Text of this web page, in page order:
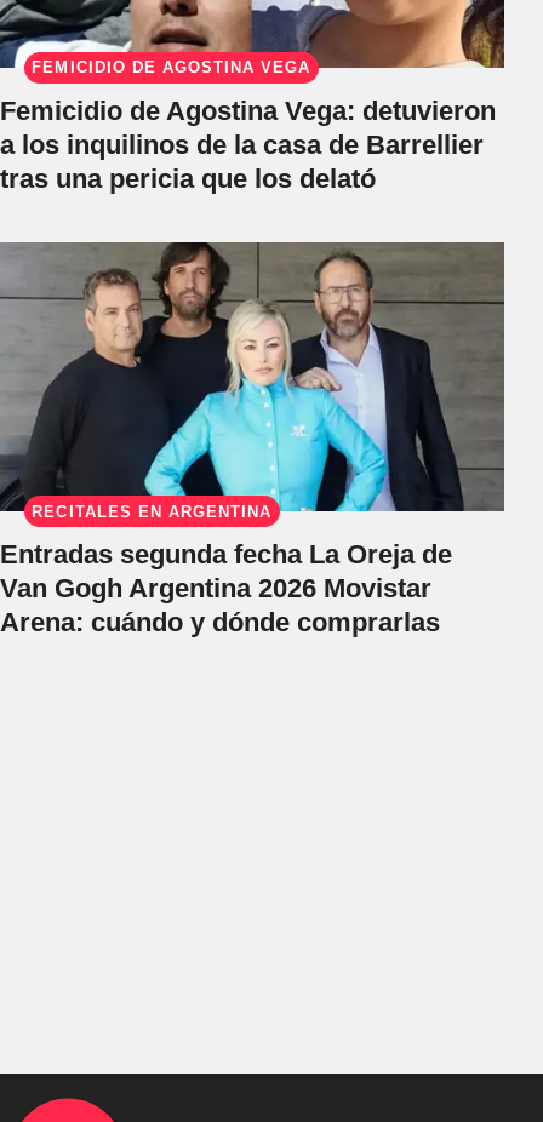
FEMICIDIO DE AGOSTINA VEGA
Femicidio de Agostina Vega: detuvieron
a los inquilinos de la casa de Barrellier
tras una pericia que los delató
RECITALES EN ARGENTINA
Entradas segunda fecha La Oreja de
Van Gogh Argentina 2026 Movistar
Arena: cuándo y dónde comprarlas